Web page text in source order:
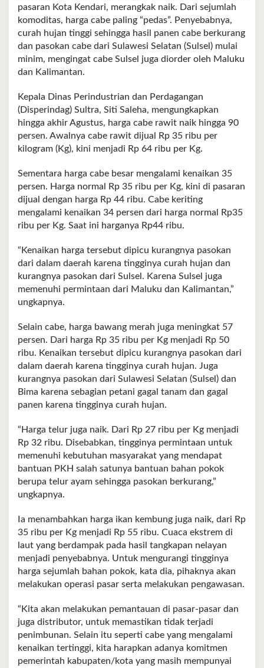
pasaran Kota Kendari, merangkak naik. Dari sejumlah
komoditas, harga cabe paling “pedas”. Penyebabnya,
curah hujan tinggi sehingga hasil panen cabe berkurang
dan pasokan cabe dari Sulawesi Selatan (Sulsel) mulai
minim, mengingat cabe Sulsel juga diorder oleh Maluku
dan Kalimantan.
Kepala Dinas Perindustrian dan Perdagangan
(Disperindag) Sultra, Siti Saleha, mengungkapkan
hingga akhir Agustus, harga cabe rawit naik hingga 90
persen. Awalnya cabe rawit dijual Rp 35 ribu per
kilogram (Kg), kini menjadi Rp 64 ribu per Kg.
Sementara harga cabe besar mengalami kenaikan 35
persen. Harga normal Rp 35 ribu per Kg, kini di pasaran
dijual dengan harga Rp 44 ribu. Cabe keriting
mengalami kenaikan 34 persen dari harga normal Rp35
ribu per Kg. Saat ini harganya Rp44 ribu.
“Kenaikan harga tersebut dipicu kurangnya pasokan
dari dalam daerah karena tingginya curah hujan dan
kurangnya pasokan dari Sulsel. Karena Sulsel juga
memenuhi permintaan dari Maluku dan Kalimantan,”
ungkapnya.
Selain cabe, harga bawang merah juga meningkat 57
persen. Dari harga Rp 35 ribu per Kg menjadi Rp 50
ribu. Kenaikan tersebut dipicu kurangnya pasokan dari
dalam daerah karena tingginya curah hujan. Juga
kurangnya pasokan dari Sulawesi Selatan (Sulsel) dan
Bima karena sebagian petani gagal tanam dan gagal
panen karena tingginya curah hujan.
“Harga telur juga naik. Dari Rp 27 ribu per Kg menjadi
Rp 32 ribu. Disebabkan, tingginya permintaan untuk
memenuhi kebutuhan masyarakat yang mendapat
bantuan PKH salah satunya bantuan bahan pokok
berupa telur ayam sehingga pasokan berkurang,”
ungkapnya.
Ia menambahkan harga ikan kembung juga naik, dari Rp
35 ribu per Kg menjadi Rp 55 ribu. Cuaca ekstrem di
laut yang berdampak pada hasil tangkapan nelayan
menjadi penyebabnya. Untuk mengurangi tingginya
harga sejumlah bahan pokok, kata dia, pihaknya akan
melakukan operasi pasar serta melakukan pengawasan.
“Kita akan melakukan pemantauan di pasar-pasar dan
juga distributor, untuk memastikan tidak terjadi
penimbunan. Selain itu seperti cabe yang mengalami
kenaikan tertinggi, kita harapkan adanya komitmen
pemerintah kabupaten/kota yang masih mempunyai